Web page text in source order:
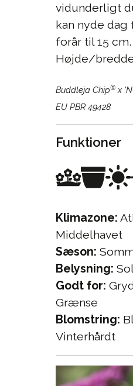
vidunderligt
kan nyde
forår til 15
Højde/
Buddleja Chip® x
EU PBR 49428
Funktioner
Klimazone:
Middelhavet
Sæson:
Belysning:
Godt for:
Grænse
Blomstring:
Vinterhårdt